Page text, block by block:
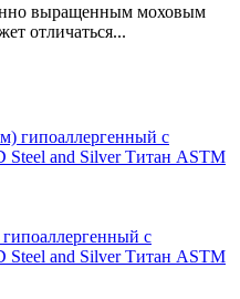
выращенным моховым
отличаться...
с
Steel and Silver Титан ASTM